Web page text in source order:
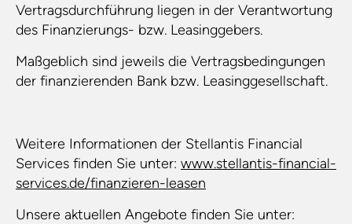
Vertragsdurchführung liegen in der Verantwortung
des Finanzierungs- bzw. Leasinggebers.
Maßgeblich sind jeweils die Vertragsbedingungen
der finanzierenden Bank bzw. Leasinggesellschaft.
Weitere Informationen der Stellantis Financial
Services finden Sie unter: www.stellantis-financial-
services.de/finanzieren-leasen
Unsere aktuellen Angebote finden Sie unter: